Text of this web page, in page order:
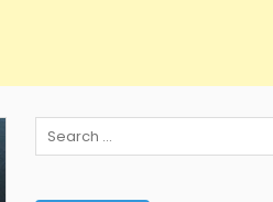
Search
for: